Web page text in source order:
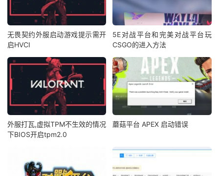
无畏契约外服启动游戏提示需开
启HVCI
5E对战平台和完美对战平台玩
CSGO的进入方法
外服打瓦,虚拟TPM不生效的情况
下BIOS开启tpm2.0
蘑菇平台 APEX 启动错误